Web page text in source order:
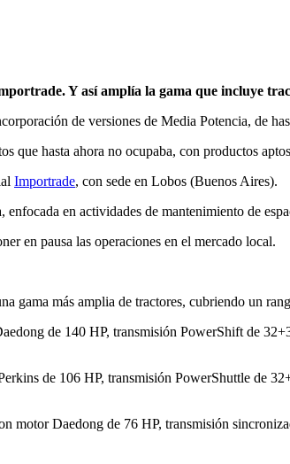
Y así amplía la gama que incluye
de versiones de Media Potencia, de
que hasta ahora no ocupaba, con productos
Importrade, con sede en Lobos (Buenos Aires).
en actividades de mantenimiento de
en pausa las operaciones en el mercado local.
gama más amplia de tractores, cubriendo un
de 140 HP, transmisión PowerShift de
de 106 HP, transmisión PowerShuttle de
motor Daedong de 76 HP, transmisión